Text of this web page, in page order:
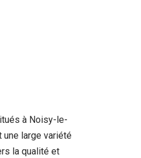
à Noisy-le-
une large variété
la qualité et